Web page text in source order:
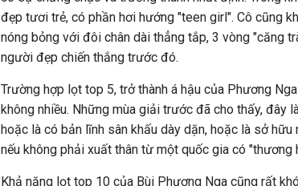
đẹp tươi trẻ, có phần hơi hướng "teen girl". Cô cũng
nóng bỏng với đôi chân dài thẳng tắp, 3 vòng "căng
người đẹp chiến thắng trước đó.
Trường hợp lọt top 5, trở thành á hậu của Phương
không nhiều. Những mùa giải trước đã cho thấy, đây
hoặc là có bản lĩnh sân khấu dày dặn, hoặc là sở
nếu không phải xuất thân từ một quốc gia có "thương
Khả năng lọt top 10 của Bùi Phương Nga cũng rất